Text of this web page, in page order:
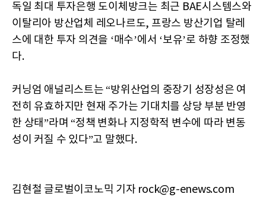
독일 최대 투자은행 도이체방크는 최근 BAE시스템스와
이탈리아 방산업체 레오나르도, 프랑스 방산기업 탈레
스에 대한 투자 의견을 ‘매수’에서 ‘보유’로 하향 조정했
다.
커닝엄 애널리스트는 “방위산업의 중장기 성장성은 여
전히 유효하지만 현재 주가는 기대치를 상당 부분 반영
한 상태”라며 “정책 변화나 지정학적 변수에 따라 변동
성이 커질 수 있다”고 말했다.
김현철 글로벌이코노믹 기자 rock@g-enews.com